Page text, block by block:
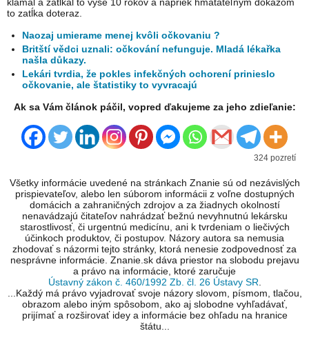
to zatĺka doteraz.
Naozaj umierame menej kvôli očkovaniu ?
Britští vědci uznali: očkování nefunguje. Mladá lékařka
našla důkazy.
Lekári tvrdia, že pokles infekčných ochorení prinieslo
očkovanie, ale štatistiky to vyvracajú
Ak sa Vám článok páčil, vopred ďakujeme za jeho zdieľanie:
324 pozretí
Všetky informácie uvedené na stránkach Znanie sú od nezávislých
prispievateľov, alebo len súborom informácii z voľne dostupných
domácich a zahraničných zdrojov a za žiadnych okolností
nenavádzajú čitateľov nahrádzať bežnú nevyhnutnú lekársku
starostlivosť, či urgentnú medicínu, ani k tvrdeniam o liečivých
účinkoch produktov, či postupov. Názory autora sa nemusia
zhodovať s názormi tejto stránky, ktorá nenesie zodpovednosť za
nesprávne informácie. Znanie.sk dáva priestor na slobodu prejavu
a právo na informácie, ktoré zaručuje
Ústavný zákon č. 460/1992 Zb. čl. 26 Ústavy SR
...Každý má právo vyjadrovať svoje názory slovom, písmom, tlačou,
obrazom alebo iným spôsobom, ako aj slobodne vyhľadávať,
prijímať a rozširovať idey a informácie bez ohľadu na hranice
štátu...